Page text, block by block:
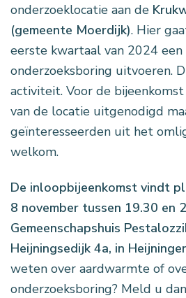
onderzoeklocatie aan de
(gemeente Moerdijk). Hier
eerste kwartaal van 2024
onderzoeksboring uitvoeren.
activiteit. Voor de
van de locatie uitgenodigd
geïnteresseerden uit het
welkom.
De inloopbijeenkomst vindt
8 november tussen 19.30 en
Gemeenschapshuis
Heijningsedijk 4a, in
weten over aardwarmte of
onderzoeksboring? Meld u